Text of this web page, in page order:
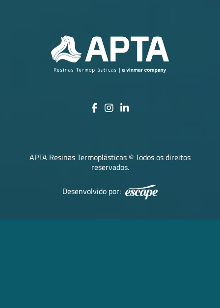
APTA Resinas Termoplásticas © Todos os direitos
reservados.
Desenvolvido por: